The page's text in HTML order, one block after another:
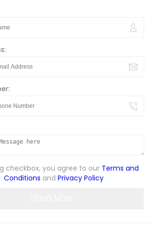
checkbox, you agree to our Terms and
Conditions and Privacy Policy